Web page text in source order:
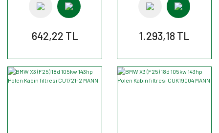
642,22 TL 1.293,18 TL